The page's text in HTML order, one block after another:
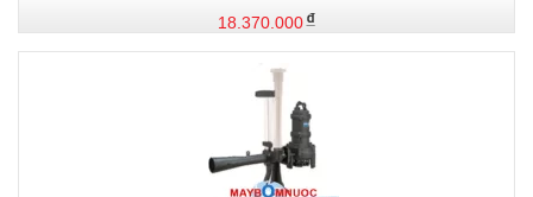
18.370.000